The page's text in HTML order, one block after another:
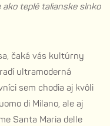
ako teplé talianske slnko
čaká vás kultúrny
ultramoderná
sem chodia aj kvôli
di Milano, ale aj
Santa Maria delle